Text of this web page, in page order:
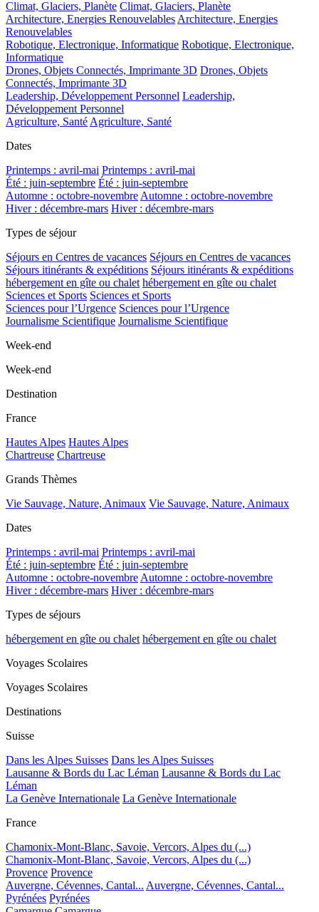
Climat, Glaciers, Planète Climat, Glaciers, Planète
Architecture, Energies Renouvelables Architecture, Energies
Renouvelables
Robotique, Electronique, Informatique Robotique, Electronique,
Informatique
Drones, Objets Connectés, Imprimante 3D Drones, Objets
Connectés, Imprimante 3D
Leadership, Développement Personnel Leadership,
Développement Personnel
Agriculture, Santé Agriculture, Santé
Dates
Printemps : avril-mai Printemps : avril-mai
Été : juin-septembre Été : juin-septembre
Automne : octobre-novembre Automne : octobre-novembre
Hiver : décembre-mars Hiver : décembre-mars
Types de séjour
Séjours en Centres de vacances Séjours en Centres de vacances
Séjours itinérants & expéditions Séjours itinérants & expéditions
hébergement en gîte ou chalet hébergement en gîte ou chalet
Sciences et Sports Sciences et Sports
Sciences pour l’Urgence Sciences pour l’Urgence
Journalisme Scientifique Journalisme Scientifique
Week-end
Week-end
Destination
France
Hautes Alpes Hautes Alpes
Chartreuse Chartreuse
Grands Thèmes
Vie Sauvage, Nature, Animaux Vie Sauvage, Nature, Animaux
Dates
Printemps : avril-mai Printemps : avril-mai
Été : juin-septembre Été : juin-septembre
Automne : octobre-novembre Automne : octobre-novembre
Hiver : décembre-mars Hiver : décembre-mars
Types de séjours
hébergement en gîte ou chalet hébergement en gîte ou chalet
Voyages Scolaires
Voyages Scolaires
Destinations
Suisse
Dans les Alpes Suisses Dans les Alpes Suisses
Lausanne & Bords du Lac Léman Lausanne & Bords du Lac
Léman
La Genève Internationale La Genève Internationale
France
Chamonix-Mont-Blanc, Savoie, Vercors, Alpes du (...)
Chamonix-Mont-Blanc, Savoie, Vercors, Alpes du (...)
Provence Provence
Auvergne, Cévennes, Cantal... Auvergne, Cévennes, Cantal...
Pyrénées Pyrénées